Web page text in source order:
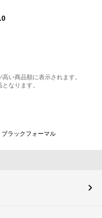
い商品順に表示されます。
なります。
ブラックフォーマル